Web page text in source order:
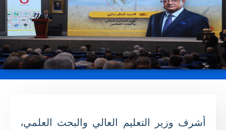
أشرف وزير التعليم العالي والبحث العلمي،